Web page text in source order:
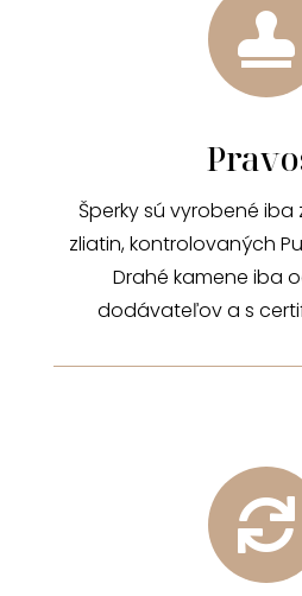

Šperky sú vyrobené
zliatin, kontrolovaných
Drahé kamene iba
dodávateľov a s
